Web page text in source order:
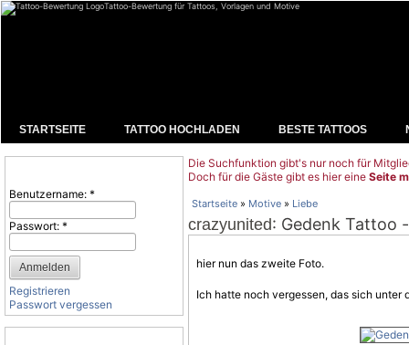
Tattoo-Bewertung für Tattoos, Vorlagen und Motive
STARTSEITE TATTOO HOCHLADEN BESTE TATTOOS
Benutzername: *
Passwort: *
Registrieren
Passwort vergessen
Die Suchfunktion gibt's nur noch für
Doch für die Gäste gibt es hier eine Seite
Startseite » Motive » Liebe
crazyunited: Gedenk Tattoo
hier nun das zweite Foto.
Ich hatte noch vergessen, das sich unter